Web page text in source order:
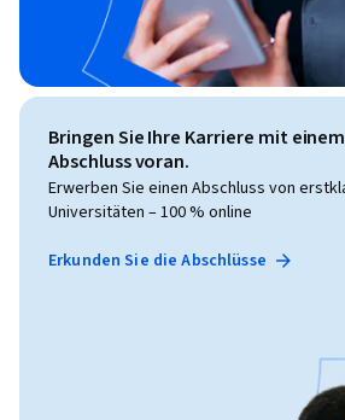
Bringen Sie Ihre Karriere mit
Abschluss voran.
Erwerben Sie einen Abschluss von
Universitäten – 100 % online
Erkunden Sie die Abschlüsse